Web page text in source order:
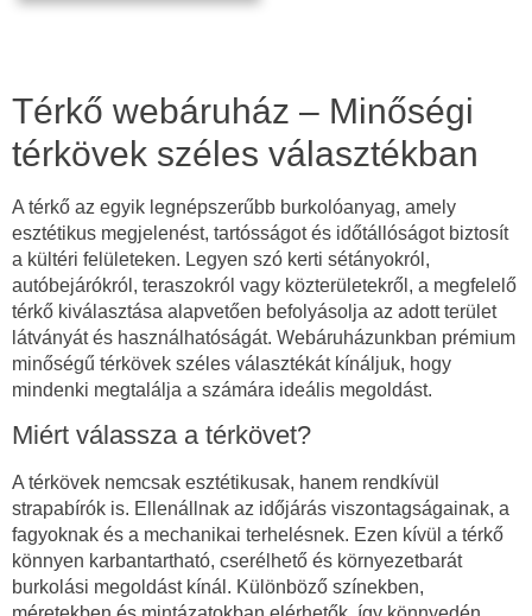
Térkő webáruház – Minőségi
térkövek széles választékban
A térkő az egyik legnépszerűbb burkolóanyag, amely
esztétikus megjelenést, tartósságot és időtállóságot biztosít
a kültéri felületeken. Legyen szó kerti sétányokról,
autóbejárókról, teraszokról vagy közterületekről, a megfelelő
térkő kiválasztása alapvetően befolyásolja az adott terület
látványát és használhatóságát. Webáruházunkban prémium
minőségű térkövek széles választékát kínáljuk, hogy
mindenki megtalálja a számára ideális megoldást.
Miért válassza a térkövet?
A térkövek nemcsak esztétikusak, hanem rendkívül
strapabírók is. Ellenállnak az időjárás viszontagságainak, a
fagyoknak és a mechanikai terhelésnek. Ezen kívül a térkő
könnyen karbantartható, cserélhető és környezetbarát
burkolási megoldást kínál. Különböző színekben,